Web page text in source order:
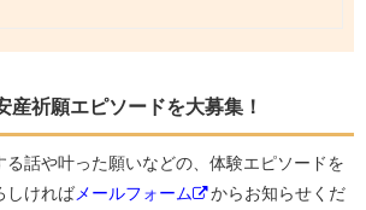
産祈願エピソードを大募集！
る話や叶った願いなどの、体験エピソードを
しければ メールフォーム からお知らせくだ